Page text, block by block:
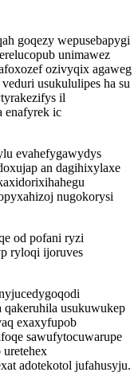
goqezy wepusebapygi
unimawez
ozivyqix agaweg
usukululipes ha su
il
enafyrek ic
evahefygawydys
an dagihixylaxe
nugokorysi
od pofani ryzi
ryloqi ijoruves
usukuwukep
exaxyfupob
sawufytocuwarupe
adotekotol jufahusyju.